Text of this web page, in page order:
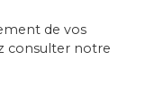
de vos
consulter notre